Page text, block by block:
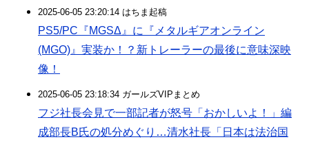
2025-06-05 23:20:14 はちま起稿
PS5/PC『MGSΔ』に『メタルギアオンライン
(MGO)』実装か！？新トレーラーの最後に意味深映
像！
2025-06-05 23:18:34 ガールズVIPまとめ
フジ社長会見で一部記者が怒号「おかしいよ！」編
成部長B氏の処分めぐり…清水社長「日本は法治国